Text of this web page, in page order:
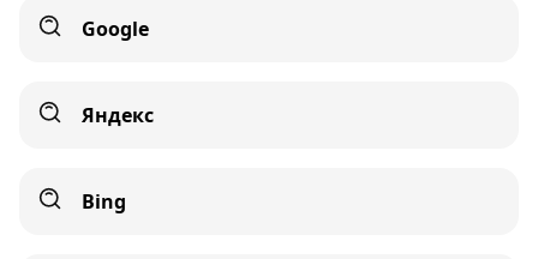
Google
Яндекс
Bing